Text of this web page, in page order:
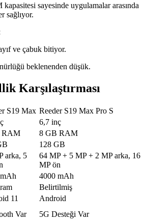
sayesinde uygulamalar arasında
sağlıyor.
ve çabuk bitiyor.
beklenenden düşük.
Karşılaştırması
S19 Max Reeder S19 Max Pro S
6,7 inç
RAM
8 GB RAM
128 GB
arka, 5
64 MP + 5 MP + 2 MP arka, 16
MP ön
4000 mAh
Belirtilmiş
11
Android
Var 5G Desteği Var